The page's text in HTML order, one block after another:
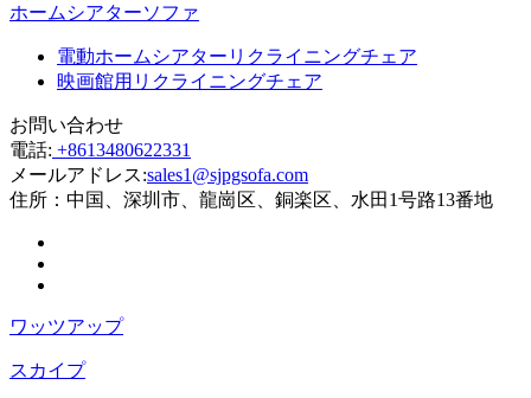
ホームシアターソファ
電動ホームシアターリクライニングチェア
映画館用リクライニングチェア
お問い合わせ
電話: +8613480622331
メールアドレス:sales1@sjpgsofa.com
住所： 中国、深圳市、龍崗区、銅楽区、水田1号路13番地
ワッツアップ
スカイプ